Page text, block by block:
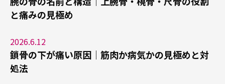
と痛みの見極め
2026.6.12
鎖骨の下が痛い原因｜筋肉か病気かの見極めと対
処法